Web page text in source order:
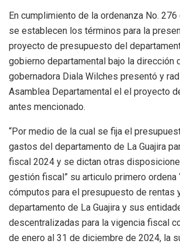
En cumplimiento de la ordenanza No.
se establecen los términos para la
proyecto de presupuesto del
gobierno departamental bajo la dirección
gobernadora Diala Wilches presentó y
Asamblea Departamental el el proyecto
antes mencionado.
“Por medio de la cual se fija el
gastos del departamento de La Guajira
fiscal 2024 y se dictan otras
gestión fiscal” su articulo primero ordena
cómputos para el presupuesto de rentas
departamento de La Guajira y sus
descentralizadas para la vigencia fiscal
de enero al 31 de diciembre de 2024, la